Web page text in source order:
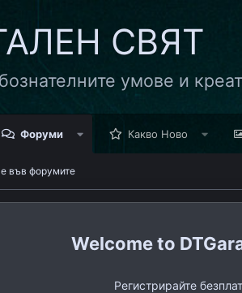
СВЯТ
умове и
Форуми Какво Ново
във форумите
Регистрирайте